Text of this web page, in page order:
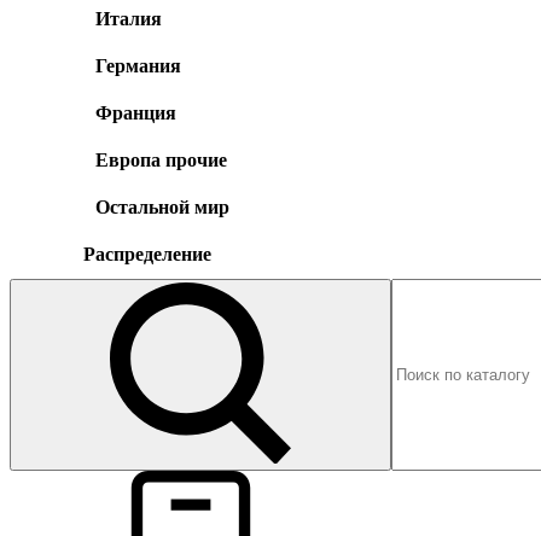
Италия
Германия
Франция
Европа прочие
Остальной мир
Распределение